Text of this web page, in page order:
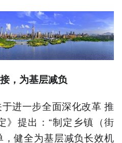
，为基层减负
进一步全面深化改革 推
》提出：“制定乡镇（街
健全为基层减负长效机